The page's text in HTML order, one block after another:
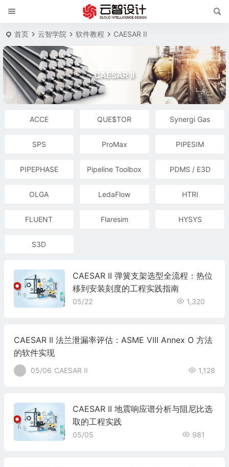
首页 云智学院 软件教程 CAESAR II
CAESAR II
ACCE QUE$TOR Synergi Gas
SPS ProMax PIPESIM
PIPEPHASE Pipeline Toolbox PDMS / E3D
OLGA LedaFlow HTRI
FLUENT Flaresim HYSYS
S3D
CAESAR II 弹簧支架选型全流程：热位
移到安装刻度的工程实践指南
05/22 1,320
CAESAR II 法兰泄漏率评估：ASME VIII Annex O 方法
的软件实现
05/06 CAESAR II 1,128
CAESAR II 地震响应谱分析与阻尼比选
取的工程实践
05/05 981